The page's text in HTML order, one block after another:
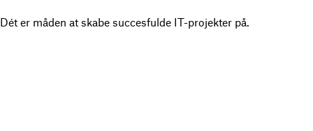
Dét er måden at skabe succesfulde IT-projekter på.